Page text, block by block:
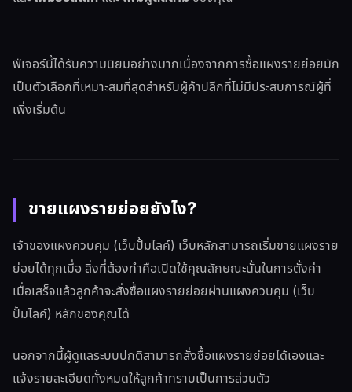
ฟีเจอร์นี้ได้รับความนิยมอย่างมากเนื่องจากการซื้อแผงรายย่อยมัก
เป็นตัวเลือกที่เหมาะสมที่สุดสำหรับผู้ค้าปลีกที่ไม่มีประสบการณ์ผู้ที่
เพิ่งเริ่มต้น
ขายแผงรายย่อยยังไง?
เจ้าของแผงควบคุม (เว็บปั้มไลค์) เว็บหลักสามารถเริ่มขายแผงราย
ย่อยได้ทุกเมื่อ สิ่งที่ต้องทำคือเปิดใช้คุณลักษณะนั้นในการตั้งค่า
เมื่อเสร็จแล้วลูกค้าจะสั่งซื้อแผงรายย่อยผ่านแผงควบคุม (เว็บ
ปั้มไลค์) หลักของคุณได้
นอกจากนี้ผู้ดูแลระบบปกติสามารถสั่งซื้อแผงรายย่อยได้เองและ
แจ้งรายละเอียดทั้งหมดให้ลูกค้าทราบเป็นการส่วนตัว